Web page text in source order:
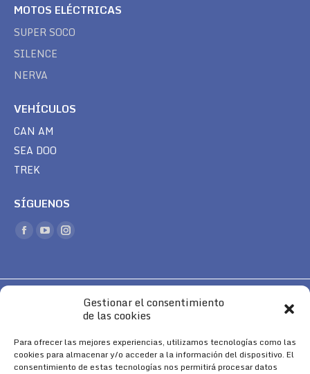
Gestionar el consentimiento
de las cookies
Para ofrecer las mejores experiencias, utilizamos tecnologías como las
cookies para almacenar y/o acceder a la información del dispositivo. El
consentimiento de estas tecnologías nos permitirá procesar datos
MOTOS ELÉCTRICAS
SUPER SOCO
SILENCE
NERVA
VEHÍCULOS
CAN AM
SEA DOO
TREK
SÍGUENOS
Encuéntranos en:
Facebook
YouTubeInstagram
new
Aviso Legal|Política de Cookies|Diseño